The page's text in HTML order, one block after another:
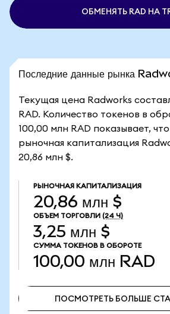
ОБМЕНЯТЬ RAD НА
Последние данные рынка
Текущая цена Radworks
RAD. Количество токенов в
100,00 млн RAD показывает,
рыночная капитализация
20,86 млн $.
РЫНОЧНАЯ КАПИТАЛИЗАЦИЯ
20,86 млн $
ОБЪЕМ ТОРГОВЛИ (24 Ч)
3,25 млн $
СУММА ТОКЕНОВ В ОБОРОТЕ
100,00 млн RAD
ПОСМОТРЕТЬ БОЛЬШЕ